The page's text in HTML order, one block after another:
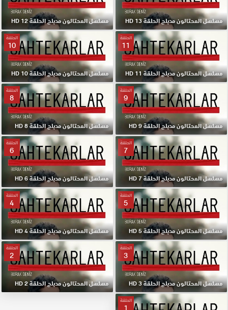
مسلسل المحتالون مدبلج الحلقة 13 HD مسلسل المحتالون مدبلج الحلقة 12 HD
الحلقة
11
مسلسل المحتالون مدبلج الحلقة 11 HD
الحلقة
10
مسلسل المحتالون مدبلج الحلقة 10 HD
الحلقة
9
مسلسل المحتالون مدبلج الحلقة 9 HD
الحلقة
8
مسلسل المحتالون مدبلج الحلقة 8 HD
الحلقة
7
مسلسل المحتالون مدبلج الحلقة 7 HD
الحلقة
6
مسلسل المحتالون مدبلج الحلقة 6 HD
الحلقة
5
مسلسل المحتالون مدبلج الحلقة 5 HD
الحلقة
4
مسلسل المحتالون مدبلج الحلقة 4 HD
الحلقة
3
مسلسل المحتالون مدبلج الحلقة 3 HD
الحلقة
2
مسلسل المحتالون مدبلج الحلقة 2 HD
الحلقة